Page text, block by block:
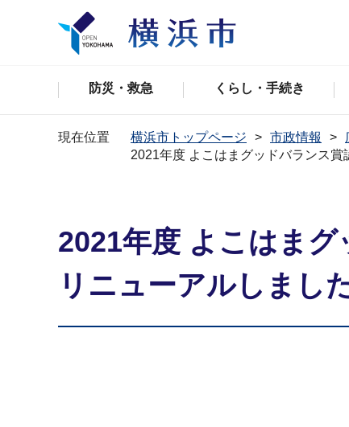
防災・救急 くらし・手続き
現在位置 横浜市トップページ 市政情報
2021年度 よこはまグッドバランス
2021年度 よこはま
リニューアルしまし